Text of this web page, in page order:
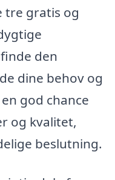
tre gratis og
den
dine behov og
god chance
og kvalitet,
beslutning.